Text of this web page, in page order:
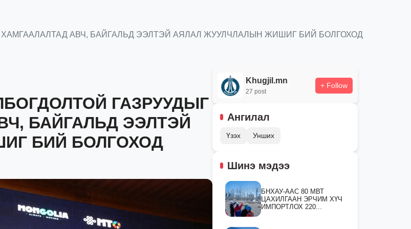
АВЧ, БАЙГАЛЬД ЭЭЛТЭЙ АЯЛАЛ ЖУУЛЧЛАЛЫН ЖИШИГ БИЙ БОЛГОХОД
ГАЗРУУДЫГ
БАЙГАЛЬД ЭЭЛТЭЙ
БИЙ БОЛГОХОД
Khugjil.mn
27 post
+ Follow
Ангилал
Үзэх Унших
Шинэ мэдээ
БНХАУ-ААС 80 МВТ
ЦАХИЛГААН ЭРЧИМ ХҮЧ
ИМПОРТЛОХ 220...